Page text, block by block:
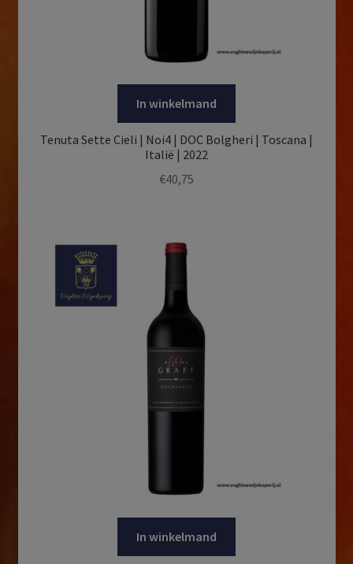
In winkelmand
Tenuta Sette Cieli | Noi4 | DOC Bolgheri | Toscana |
Italië | 2022
€40,75
In winkelmand